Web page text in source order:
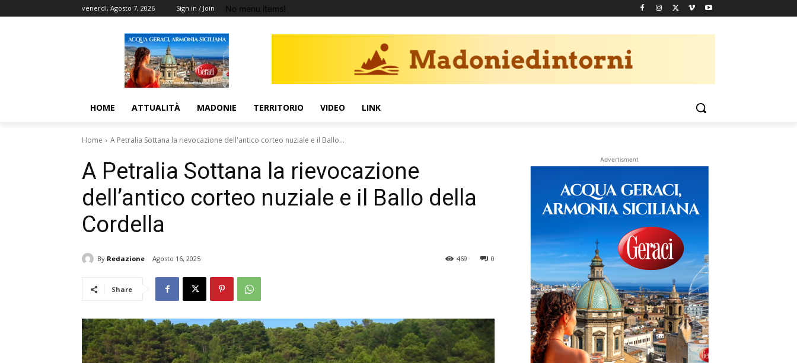
venerdì, Agosto 7, 2026 Sign in / Join No menu items!
HOME ATTUALITÀ MADONIE TERRITORIO VIDEO LINK
Home A Petralia Sottana la rievocazione dell'antico corteo nuziale e il Ballo...
A Petralia Sottana la rievocazione
dell’antico corteo nuziale e il Ballo della
Cordella
By Redazione Agosto 16, 2025 0
469
Share
Advertisment